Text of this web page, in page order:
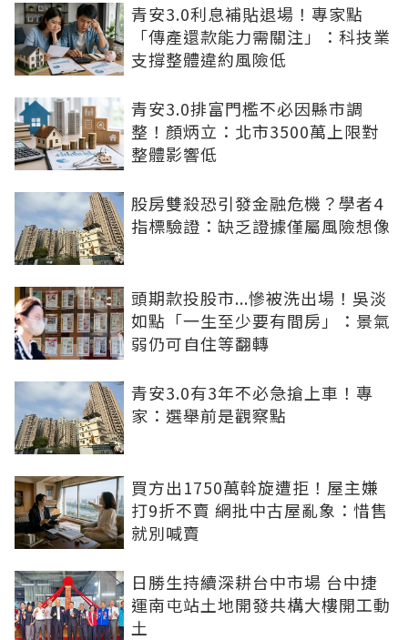
青安3.0利息補貼退場！專家點
「傳產還款能力需關注」：科技業
支撐整體違約風險低
青安3.0排富門檻不必因縣市調
整！顏炳立：北市3500萬上限對
整體影響低
股房雙殺恐引發金融危機？學者4
指標驗證：缺乏證據僅屬風險想像
頭期款投股市...慘被洗出場！吳淡
如點「一生至少要有間房」：景氣
弱仍可自住等翻轉
青安3.0有3年不必急搶上車！專
家：選舉前是觀察點
買方出1750萬斡旋遭拒！屋主嫌
打9折不賣 網批中古屋亂象：惜售
就別喊賣
日勝生持續深耕台中市場 台中捷
運南屯站土地開發共構大樓開工動
土